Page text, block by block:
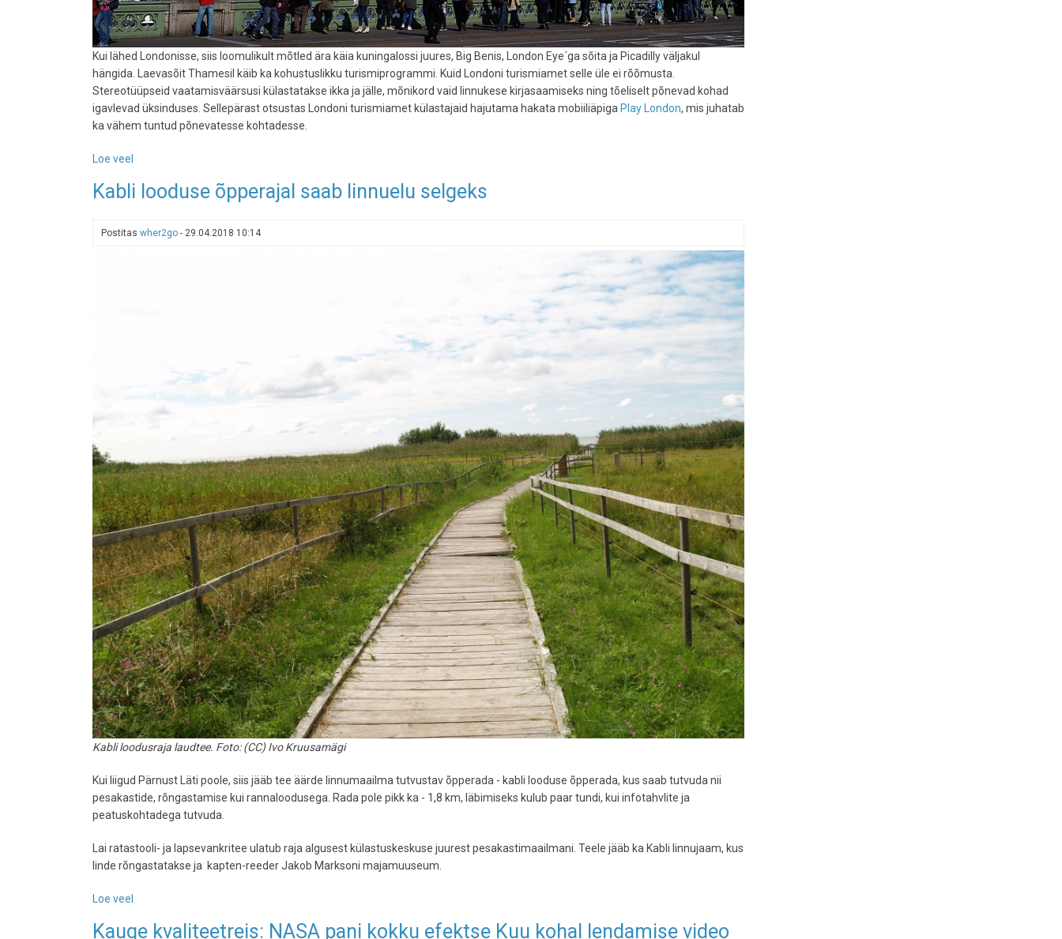
Kui lähed Londonisse, siis loomulikult mõtled ära käia kuningalossi juures, Big Benis, London Eye´ga sõita ja Picadilly väljakul
hängida. Laevasõit Thamesil käib ka kohustuslikku turismiprogrammi. Kuid Londoni turismiamet selle üle ei rõõmusta.
Stereotüüpseid vaatamisväärsusi külastatakse ikka ja jälle, mõnikord vaid linnukese kirjasaamiseks ning tõeliselt põnevad kohad
igavlevad üksinduses. Sellepärast otsustas Londoni turismiamet külastajaid hajutama hakata mobiiliäpiga Play London, mis juhatab
ka vähem tuntud põnevatesse kohtadesse.
Loe veel
turismiamet
ülerahvastatud
Kabli looduse õpperajal saab linnuelu selgeks
Postitas wher2go - 29.04.2018 10:14
Kabli loodusraja laudtee. Foto: (CC) Ivo Kruusamägi
Kui liigud Pärnust Läti poole, siis jääb tee äärde linnumaailma tutvustav õpperada - kabli looduse õpperada, kus saab tutvuda nii
pesakastide, rõngastamise kui rannaloodusega. Rada pole pikk ka - 1,8 km, läbimiseks kulub paar tundi, kui infotahvlite ja
peatuskohtadega tutvuda.
Lai ratastooli- ja lapsevankritee ulatub raja algusest külastuskeskuse juurest pesakastimaailmani. Teele jääb ka Kabli linnujaam, kus
linde rõngastatakse ja kapten-reeder Jakob Marksoni majamuuseum.
Loe veel
looduse
Kauge kvaliteetreis: NASA pani kokku efektse Kuu kohal lendamise video